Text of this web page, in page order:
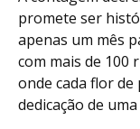
promete ser
apenas um mês
com mais de 100
onde cada flor
dedicação de